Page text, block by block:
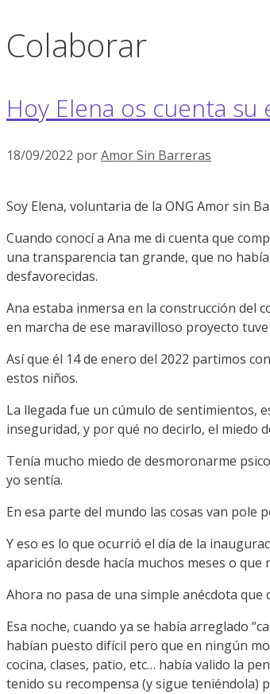
Colaborar
Hoy Elena os cuenta
18/09/2022 porAmor Sin Barreras
Soy Elena, voluntaria de la ONG Amor sin
Cuando conocí a Ana me di cuenta que
una transparencia tan grande, que no
desfavorecidas.
Ana estaba inmersa en la construcción del
en marcha de ese maravilloso proyecto
Así que él 14 de enero del 2022 partimos
estos niños.
La llegada fue un cúmulo de sentimientos,
inseguridad, y por qué no decirlo, el miedo
Tenía mucho miedo de desmoronarme
yo sentía.
En esa parte del mundo las cosas van pole
Y eso es lo que ocurrió el día de la
aparición desde hacía muchos meses o
Ahora no pasa de una simple anécdota
Esa noche, cuando ya se había arreglado
habían puesto difícil pero que en ningún
cocina, clases, patio, etc… había valido la
tenido su recompensa (y sigue teniéndola)